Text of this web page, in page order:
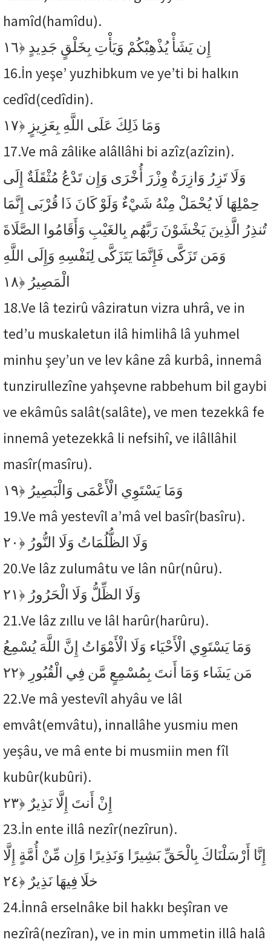
hamîd(hamîdu).
إِن يَشَأْ يُذْهِبْكُمْ وَيَأْتِ بِخَلْقٍ جَدِيدٍ ﴿١٦
16.İn yeşe’ yuzhibkum ve ye’ti bi halkın
cedîd(cedîdin).
وَمَا ذَلِكَ عَلَى اللَّهِ بِعَزِيزٍ ﴿١٧
17.Ve mâ zâlike alâllâhi bi azîz(azîzin).
وَلَا تَزِرُ وَازِرَةٌ وِزْرَ أُخْرَى وَإِن تَدْعُ مُثْقَلَةٌ إِلَى
حِمْلِهَا لَا يُحْمَلْ مِنْهُ شَيْءٌ وَلَوْ كَانَ ذَا قُرْبَى إِنَّمَا
تُنذِرُ الَّذِينَ يَخْشَوْنَ رَبَّهُم بِالغَيْبِ وَأَقَامُوا الصَّلَاةَ
وَمَن تَزَكَّى فَإِنَّمَا يَتَزَكَّى لِنَفْسِهِ وَإِلَى اللَّهِ
الْمَصِيرُ ﴿١٨
18.Ve lâ tezirû vâziratun vizra uhrâ, ve in
ted’u muskaletun ilâ himlihâ lâ yuhmel
minhu şey’un ve lev kâne zâ kurbâ, innemâ
tunzirullezîne yahşevne rabbehum bil gaybi
ve ekâmûs salât(salâte), ve men tezekkâ fe
innemâ yetezekkâ li nefsihî, ve ilâllâhil
masîr(masîru).
وَمَا يَسْتَوِي الْأَعْمَى وَالْبَصِيرُ ﴿١٩
19.Ve mâ yestevîl a’mâ vel basîr(basîru).
وَلَا الظُّلُمَاتُ وَلَا النُّورُ ﴿٢٠
20.Ve lâz zulumâtu ve lân nûr(nûru).
وَلَا الظِّلُّ وَلَا الْحَرُورُ ﴿٢١
21.Ve lâz zıllu ve lâl harûr(harûru).
وَمَا يَسْتَوِي الْأَحْيَاء وَلَا الْأَمْوَاتُ إِنَّ اللَّهَ يُسْمِعُ
مَن يَشَاء وَمَا أَنتَ بِمُسْمِعٍ مَّن فِي الْقُبُورِ ﴿٢٢
22.Ve mâ yestevîl ahyâu ve lâl
emvât(emvâtu), innallâhe yusmiu men
yeşâu, ve mâ ente bi musmiin men fîl
kubûr(kubûri).
إِنْ أَنتَ إِلَّا نَذِيرٌ ﴿٢٣
23.İn ente illâ nezîr(nezîrun).
إِنَّا أَرْسَلْنَاكَ بِالْحَقِّ بَشِيرًا وَنَذِيرًا وَإِن مِّنْ أُمَّةٍ إِلَّا
خلَا فِيهَا نَذِيرٌ ﴿٢٤
24.İnnâ erselnâke bil hakkı beşîran ve
nezîrâ(nezîran), ve in min ummetin illâ halâ